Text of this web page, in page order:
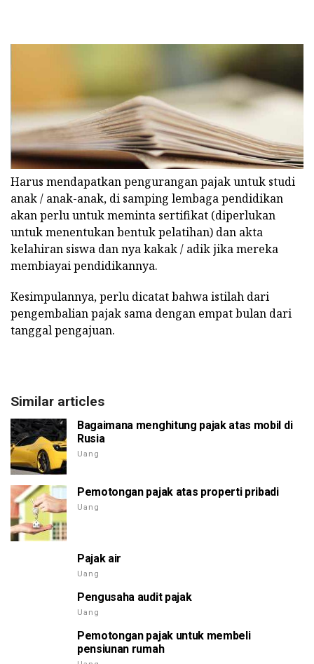
Harus mendapatkan pengurangan pajak untuk studi
anak / anak-anak, di samping lembaga pendidikan
akan perlu untuk meminta sertifikat (diperlukan
untuk menentukan bentuk pelatihan) dan akta
kelahiran siswa dan nya kakak / adik jika mereka
membiayai pendidikannya.
Kesimpulannya, perlu dicatat bahwa istilah dari
pengembalian pajak sama dengan empat bulan dari
tanggal pengajuan.
Similar articles
Bagaimana menghitung pajak atas mobil di
Rusia
Uang
Pemotongan pajak atas properti pribadi
Uang
Pajak air
Uang
Pengusaha audit pajak
Uang
Pemotongan pajak untuk membeli
pensiunan rumah